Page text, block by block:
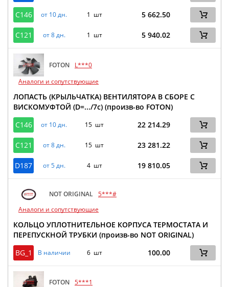
C146 от 10 дн. 1 шт 5 662.50
C121 от 8 дн. 1 шт 5 940.02
FOTON
L***0
Аналоги и сопутствующие
ЛОПАСТЬ (КРЫЛЬЧАТКА) ВЕНТИЛЯТОРА В СБОРЕ С
ВИСКОМУФТОЙ (D=.../7c) (произв-во FOTON)
C146
от 10 дн. 15 шт 22 214.29
C121 от 8 дн. 15 шт 23 281.22
D187 от 5 дн. 4 шт 19 810.05
NOT ORIGINAL 5***#
Аналоги и сопутствующие
КОЛЬЦО УПЛОТНИТЕЛЬНОЕ КОРПУСА ТЕРМОСТАТА И
ПЕРЕПУСКНОЙ ТРУБКИ (произв-во NOT ORIGINAL)
BG_1
В наличии 6 шт 100.00
FOTON 5***1